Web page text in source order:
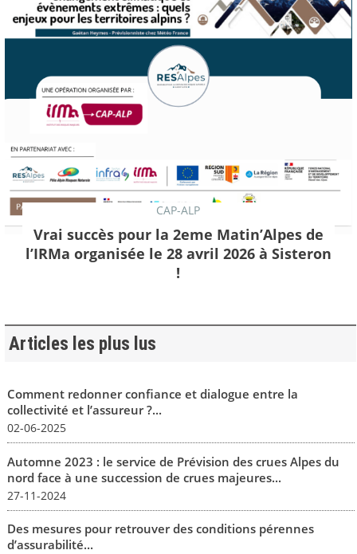
CAP-ALP
Vrai succès pour la 2eme Matin’Alpes de
l’IRMa organisée le 28 avril 2026 à Sisteron
!
Articles les plus lus
Comment redonner confiance et dialogue entre la
collectivité et l’assureur ?...
02-06-2025
Automne 2023 : le service de Prévision des crues Alpes du
nord face à une succession de crues majeures...
27-11-2024
Des mesures pour retrouver des conditions pérennes
d’assurabilité...